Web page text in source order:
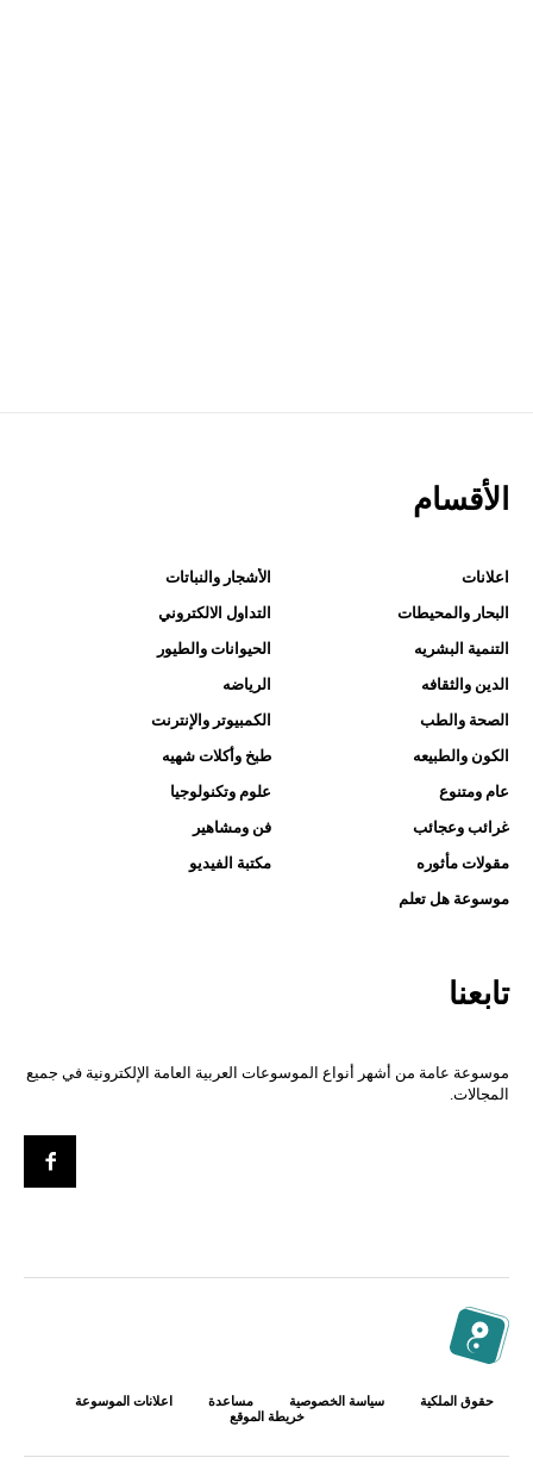
تابعنا
موسوعة عامة من أشهر أنواع الموسوعات العربية العامة الإلكترونية في جميع
المجالات.
الأقسام
اعلانات
الأشجار والنباتات
البحار والمحيطات
التداول الالكتروني
التنمية البشريه
الحيوانات والطيور
الدين والثقافه
الرياضه
الصحة والطب
الكمبيوتر والإنترنت
الكون والطبيعه
طبخ وأكلات شهيه
عام ومتنوع
علوم وتكنولوجيا
غرائب وعجائب
فن ومشاهير
مقولات مأثوره
مكتبة الفيديو
موسوعة هل تعلم
حقوق الملكية سياسة الخصوصية مساعدة
اعلانات الموسوعة
خريطة الموقع